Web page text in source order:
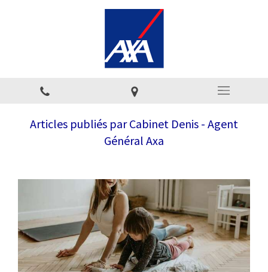
Articles publiés par Cabinet Denis - Agent
Général Axa